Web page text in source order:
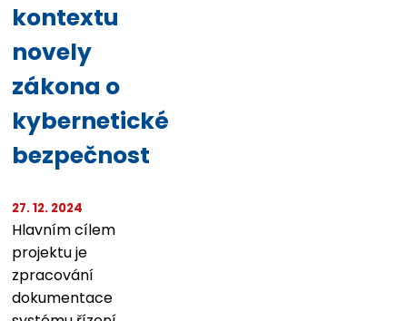
kontextu
novely
zákona o
kybernetické
bezpečnost
27. 12. 2024
Hlavním cílem
projektu je
zpracování
dokumentace